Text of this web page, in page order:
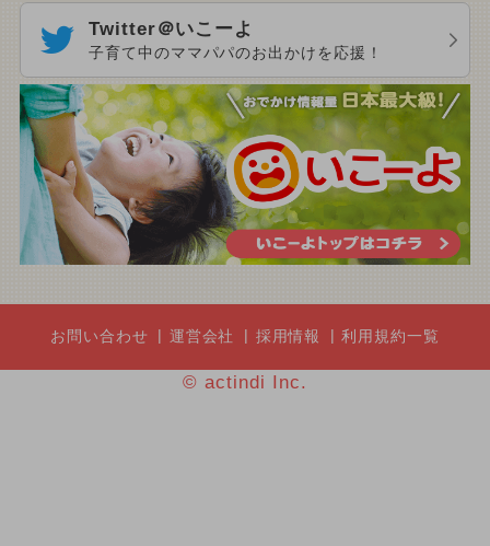
Twitter＠いこーよ
子育て中のママパパのお出かけを応援！
お問い合わせ 運営会社 採用情報 利用規約一覧
© actindi Inc.